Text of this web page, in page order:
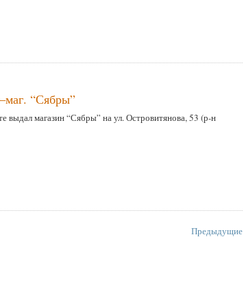
“Сябры”
выдал магазин “Сябры” на ул. Островитянова, 53 (р-н
Предыдущие